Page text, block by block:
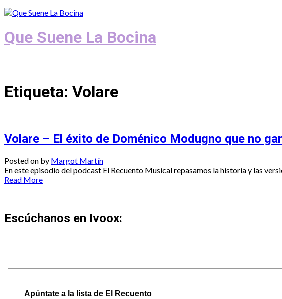
Que Suene La Bocina
Etiqueta: Volare
Volare – El éxito de Doménico Modugno que no
Posted on by Margot Martín
En este episodio del podcast El Recuento Musical repasamos la historia y las
Read More
Escúchanos en Ivoox:
Apúntate a la lista de El Recuento